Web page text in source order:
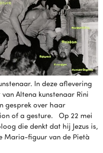
In deze aflevering
Altena kunstenaar Rini
gesprek over haar
of a gesture. Op 22 mei
die denkt dat hij Jezus is,
Maria-figuur van de Pietà